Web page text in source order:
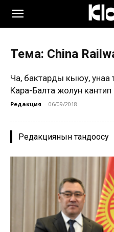
Тема: China
Чаң, бактарды кыюу,
Кара-Балта жолун кантип
Редакция - 06/09/2018
Редакциянын тандоосу